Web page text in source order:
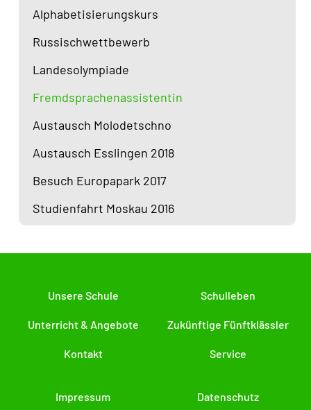
Alphabetisierungskurs
Russischwettbewerb
Landesolympiade
Fremdsprachenassistentin
Austausch Molodetschno
Austausch Esslingen 2018
Besuch Europapark 2017
Studienfahrt Moskau 2016
Unsere Schule Schulleben
Unterricht & Angebote Zukünftige Fünftklässler
Kontakt Service
Impressum Datenschutz